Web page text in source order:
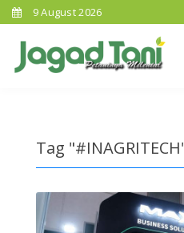
9 August 2026
Tag